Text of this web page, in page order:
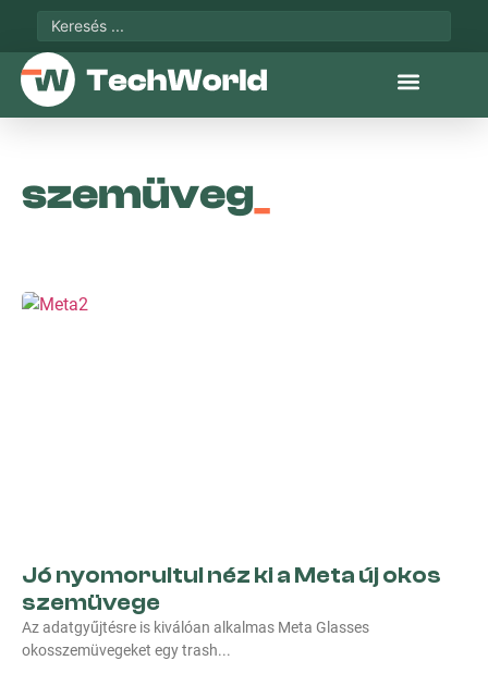
szemüveg
Jó nyomorultul néz ki a Meta új okos
szemüvege
Az adatgyűjtésre is kiválóan alkalmas Meta Glasses
okosszemüvegeket egy trash